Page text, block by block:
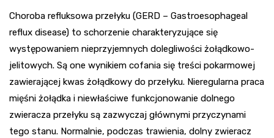
Choroba refluksowa przełyku (GERD – Gastroesophageal
reflux disease) to schorzenie charakteryzujące się
występowaniem nieprzyjemnych dolegliwości żołądkowo-
jelitowych. Są one wynikiem cofania się treści pokarmowej
zawierającej kwas żołądkowy do przełyku. Nieregularna praca
mięśni żołądka i niewłaściwe funkcjonowanie dolnego
zwieracza przełyku są zazwyczaj głównymi przyczynami
tego stanu. Normalnie, podczas trawienia, dolny zwieracz